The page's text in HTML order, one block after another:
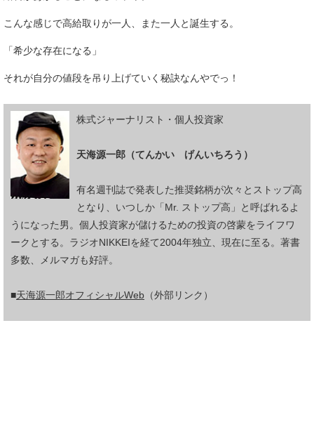
こんな感じで高給取りが一人、また一人と誕生する。
「希少な存在になる」
それが自分の値段を吊り上げていく秘訣なんやでっ！
株式ジャーナリスト・個人投資家
天海源一郎（てんかい げんいちろう）
有名週刊誌で発表した推奨銘柄が次々とストップ高
となり、いつしか「Mr. ストップ高」と呼ばれるよ
うになった男。個人投資家が儲けるための投資の啓蒙をライフワ
ークとする。ラジオNIKKEIを経て2004年独立、現在に至る。著書
多数、メルマガも好評。
■天海源一郎オフィシャルWeb （外部リンク）